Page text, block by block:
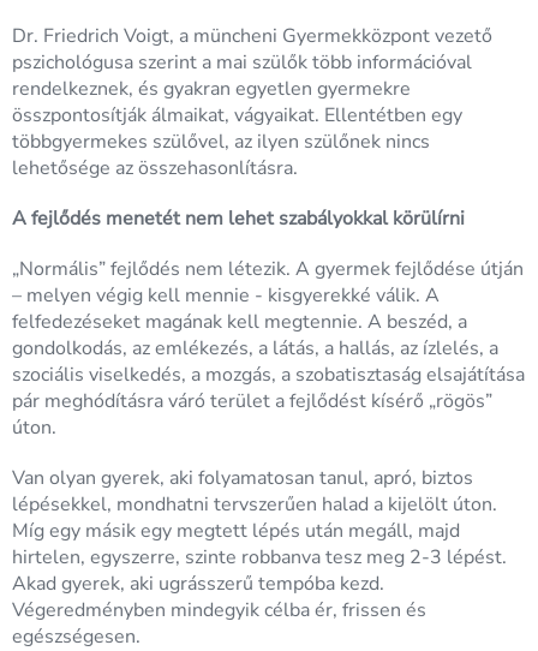
Dr. Friedrich Voigt, a müncheni Gyermekközpont vezető
pszichológusa szerint a mai szülők több információval
rendelkeznek, és gyakran egyetlen gyermekre
összpontosítják álmaikat, vágyaikat. Ellentétben egy
többgyermekes szülővel, az ilyen szülőnek nincs
lehetősége az összehasonlításra.
A fejlődés menetét nem lehet szabályokkal körülírni
„Normális” fejlődés nem létezik. A gyermek fejlődése útján
– melyen végig kell mennie - kisgyerekké válik. A
felfedezéseket magának kell megtennie. A beszéd, a
gondolkodás, az emlékezés, a látás, a hallás, az ízlelés, a
szociális viselkedés, a mozgás, a szobatisztaság elsajátítása
pár meghódításra váró terület a fejlődést kísérő „rögös”
úton.
Van olyan gyerek, aki folyamatosan tanul, apró, biztos
lépésekkel, mondhatni tervszerűen halad a kijelölt úton.
Míg egy másik egy megtett lépés után megáll, majd
hirtelen, egyszerre, szinte robbanva tesz meg 2-3 lépést.
Akad gyerek, aki ugrásszerű tempóba kezd.
Végeredményben mindegyik célba ér, frissen és
egészségesen.